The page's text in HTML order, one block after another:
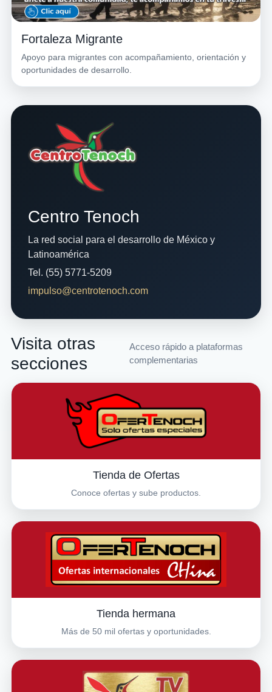
Fortaleza Migrante
Apoyo para migrantes con acompañamiento, orientación y
oportunidades de desarrollo.
Centro Tenoch
La red social para el desarrollo de México y
Latinoamérica
Tel. (55) 5771-5209
impulso@centrotenoch.com
Visita otras
secciones
Acceso rápido a plataformas
complementarias
Tienda de Ofertas
Conoce ofertas y sube productos.
Tienda hermana
Más de 50 mil ofertas y oportunidades.